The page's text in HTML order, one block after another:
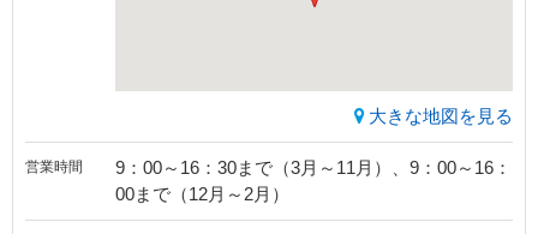
大きな地図を見る
営業時間
9：00～16：30まで（3月～11月）、9：00～16：
00まで（12月～2月）